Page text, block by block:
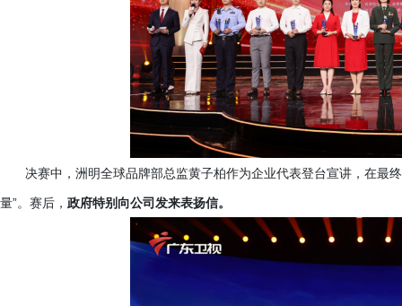
决赛中，洲明全球品牌部总监黄子柏作为企业代表登台宣讲，在最终
量”。赛后， 政府特别向公司发来表扬信。